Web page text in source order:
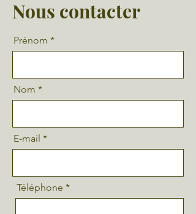
Nous contacter
Prénom
Nom
E-mail
Téléphone